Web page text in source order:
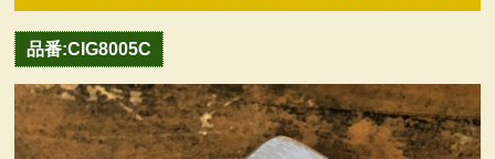
特定商取引法に基づく表記
カテゴリー検索
品番:CIG8005C